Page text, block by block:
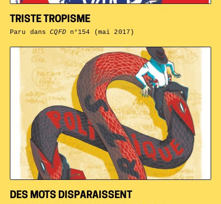
DES MOTS DISPARAISSENT
TRISTE TROPISME
Paru dansCQFDn°154 (mai 2017)